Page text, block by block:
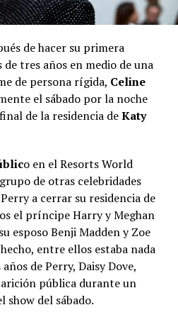
de hacer su primera
tres años en medio de una
de persona rígida, Celine
el sábado por la noche
de la residencia deKaty
o en el Resorts World
de otras celebridades
a cerrar su residencia de
el príncipe Harry y Meghan
esposo Benji Madden y Zoe
entre ellos estaba nada
de Perry, Daisy Dove,
pública durante un
show del sábado.